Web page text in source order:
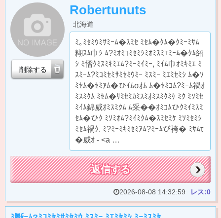
Robertunuts
北海道
ﾐ｡ﾐｾﾐｳﾐｻﾐｰﾑ�ｽﾐｾ ﾐｾﾑ�ｸﾑ�ｸﾐｰﾐｻﾑ
糊ｽﾑ巾ｼ ﾑ?ﾐｵﾐｺﾐｾﾐｼﾐｵﾐｽﾐｴﾐｰﾑ�ｸﾑ紹
ｼ ﾐ慴ｸﾐｽﾐｷﾐｴﾑ?ﾐｰﾐｲﾐｰ, ﾐｲﾑ巾ｵﾐｷﾐｴ ﾐ
ｽﾐｰﾑ?ﾐｺﾐｾﾐｻﾐｾﾐｳﾐｰ ﾐｽﾐｰ ﾐｴﾐｾﾐｼ ﾑ�ｿ
ﾐｾﾑ�ｾﾐｱﾑ�ひｲﾑσｵﾑ ﾑ�ｾﾐｺﾑ?ﾐｰﾑ禍ｵ
ﾐｽﾐｸﾑ ﾐｾﾑ�ｻﾐｾﾐｶﾐｽﾐｵﾐｽﾐｸﾐｹ ﾐｸ ﾐｿﾐｾ
ﾐｲﾑ錦威ｵﾐｽﾐｸﾑ ﾑ采��ｵﾐｺﾑひｸﾐｲﾐｽﾐ
ｾﾑ�ひｸ ﾐｿﾐｵﾑ?ﾐｲﾐｸﾑ�ｽﾐｾﾐｹ ﾐｿﾐｾﾐｼ
ﾐｾﾑ禍ｸ. ﾐ?ﾐｰﾐｷﾐｾﾐｱﾑ?ﾐｰﾑび袴� ﾐｻﾑτ
�威ｵ - <a …
削除する
返信する
2026-08-08 14:32:59 レス:0